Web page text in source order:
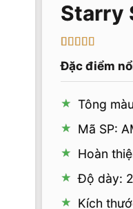
Starry
trên 5 dựa
trênđánh
giá
Đặc điểm
Tông
Mã SP:
Hoàn
Độ dày:
Kích